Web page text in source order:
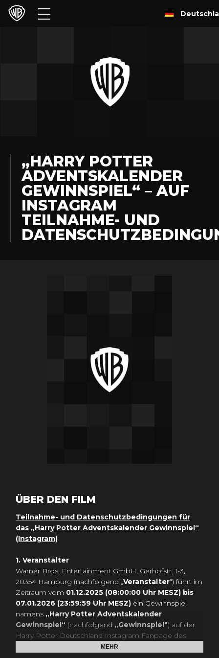
Filme
Licensing
„HARRY POTTER
ADVENTSKALENDER
GEWINNSPIEL“ – AUF
INSTAGRAM
TEILNAHME- UND
ÜBER DEN FILM
Teilnahme- und Datenschutzbedingungen für
das „Harry Potter Adventskalender Gewinnspiel“
(Instagram)
1. Veranstalter
Warner Bros. Entertainment GmbH, Gerhofstr. 1-3,
20354 Hamburg (nachfolgend „Veranstalter“) führt im
Zeitraum vom 01.12.2025 (08:00:00 Uhr MESZ) bis
07.01.2026 (23:59:59 Uhr MESZ) ein Gewinnspiel
namens „Harry Potter Adventskalender
Gewinnspiel“ (nachfolgend „Gewinnspiel") auf der
Harry Potter Deutschland Instagram Fanpage des
Veranstalters unter der URLMEHR